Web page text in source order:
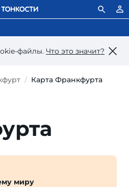
файлы. Что это значит?
Карта Франкфурта
миру